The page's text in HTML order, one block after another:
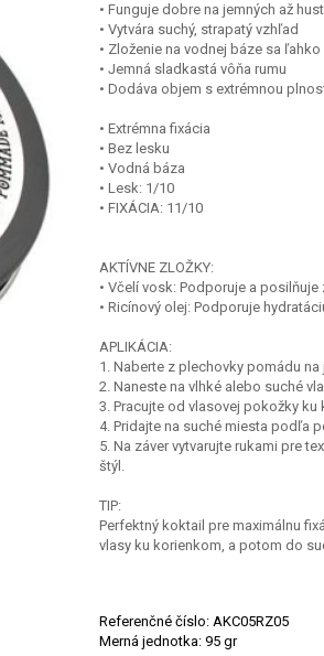
• Funguje dobre na jemných až
• Vytvára suchý, strapatý vzhľad
• Zloženie na vodnej báze sa
• Jemná sladkastá vôňa rumu
• Dodáva objem s extrémnou
• Extrémna fixácia
• Bez lesku
• Vodná báza
• Lesk: 1/10
• FIXÁCIA: 11/10
AKTÍVNE ZLOŽKY:
• Včelí vosk: Podporuje a
• Ricínový olej: Podporuje
APLIKÁCIA:
1. Naberte z plechovky pomádu
2. Naneste na vlhké alebo suché
3. Pracujte od vlasovej pokožky
4. Pridajte na suché miesta podľa
5. Na záver vytvarujte rukami pre
štýl.
TIP:
Perfektný koktail pre maximálnu
vlasy ku korienkom, a potom do
Referenčné číslo: AKC05RZ05
Merná jednotka: 95 gr